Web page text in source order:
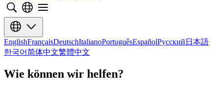
EnglishFrançaisDeutschItalianoPortuguêsEspañolРусский 日本語
한국어简体中文繁體中文
Wie können wir helfen?